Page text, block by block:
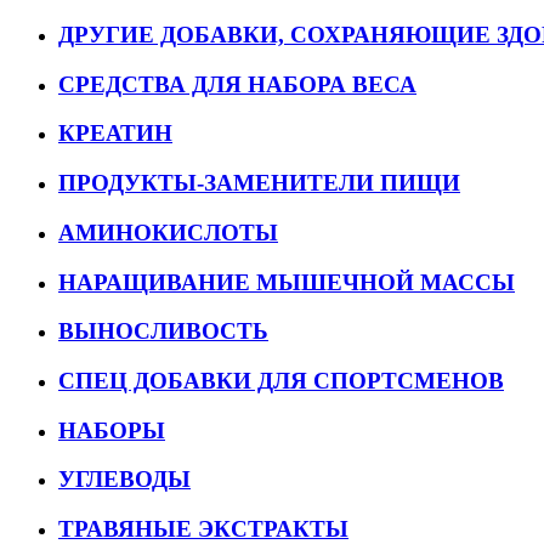
ДРУГИЕ ДОБАВКИ, СОХРАНЯЮЩИЕ
СРЕДСТВА ДЛЯ НАБОРА ВЕСА
КРЕАТИН
ПРОДУКТЫ-ЗАМЕНИТЕЛИ ПИЩИ
АМИНОКИСЛОТЫ
НАРАЩИВАНИЕ МЫШЕЧНОЙ МАССЫ
ВЫНОСЛИВОСТЬ
СПЕЦ ДОБАВКИ ДЛЯ СПОРТСМЕНОВ
НАБОРЫ
УГЛЕВОДЫ
ТРАВЯНЫЕ ЭКСТРАКТЫ